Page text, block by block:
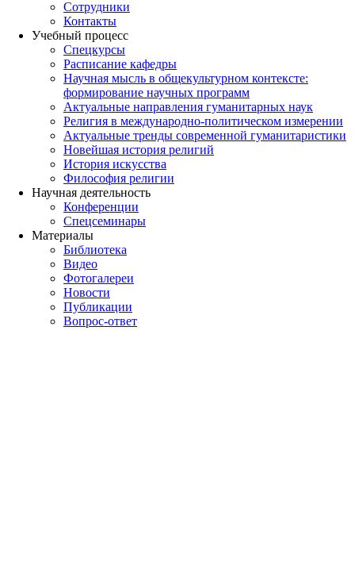
Сотрудники
Контакты
Учебный процесс
Спецкурсы
Расписание кафедры
Научная мысль в общекультурном контексте:
формирование научных программ
Актуальные направления гуманитарных наук
Религия в международно-политическом измерении
Актуальные тренды современной гуманитаристики
Новейшая история религий
История искусства
Философия религии
Научная деятельность
Конференции
Спецсеминары
Материалы
Библиотека
Видео
Фотогалереи
Новости
Публикации
Вопрос-ответ